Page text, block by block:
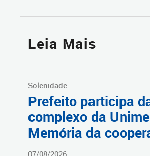
Leia Mais
Solenidade
Prefeito participa
complexo da
Memória da
07/08/2026